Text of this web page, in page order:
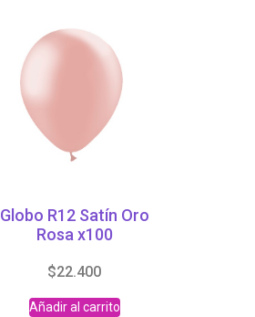
Globo R12 Satín Oro
Rosa x100
$22.400
Añadir al carrito